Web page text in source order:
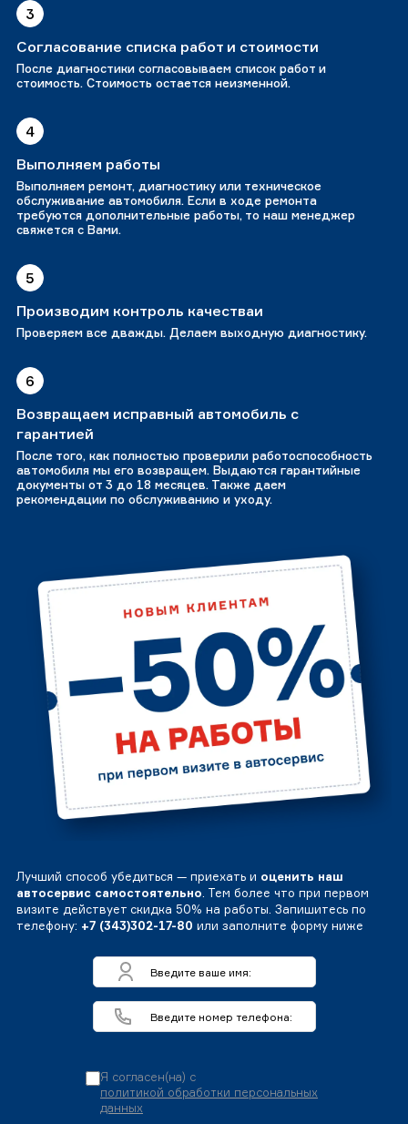
3
Согласование списка работ и стоимости
После диагностики согласовываем список работ и
стоимость. Стоимость остается неизменной.
4
Выполняем работы
Выполняем ремонт, диагностику или техническое
обслуживание автомобиля. Если в ходе ремонта
требуются дополнительные работы, то наш менеджер
свяжется с Вами.
5
Производим контроль качестваи
Проверяем все дважды. Делаем выходную диагностику.
6
Возвращаем исправный автомобиль с
гарантией
После того, как полностью проверили работоспособность
автомобиля мы его возвращем. Выдаются гарантийные
документы от 3 до 18 месяцев. Также даем
рекомендации по обслуживанию и уходу.
Лучший способ убедиться — приехать и оценить наш
автосервис самостоятельно. Тем более что при первом
визите действует скидка 50% на работы. Запишитесь по
телефону: +7 (343)302-17-80 или заполните форму ниже
Я согласен(на) с
политикой обработки персональных
данных